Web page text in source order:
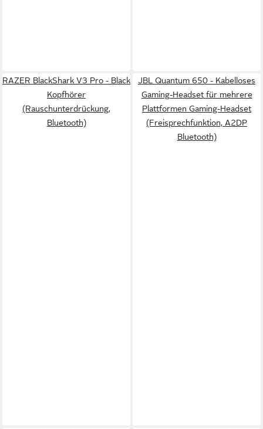
RAZER BlackShark V3 Pro - Black
Kopfhörer
(Rauschunterdrückung,
Bluetooth)
JBL Quantum 650 - Kabelloses
Gaming-Headset für mehrere
Plattformen Gaming-Headset
(Freisprechfunktion, A2DP
Bluetooth)